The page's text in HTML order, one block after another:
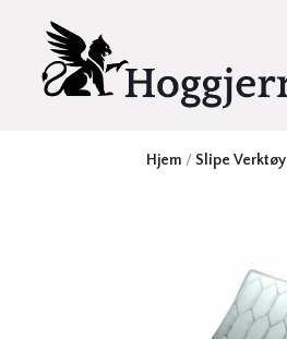
Hjem / Slipe Verktøy